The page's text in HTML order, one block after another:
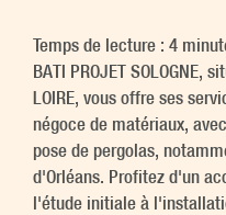
Temps de lecture : 4
BATI PROJET SOLOGNE,
LOIRE, vous offre ses
négoce de matériaux,
pose de pergolas,
d'Orléans. Profitez d'un
l'étude initiale à